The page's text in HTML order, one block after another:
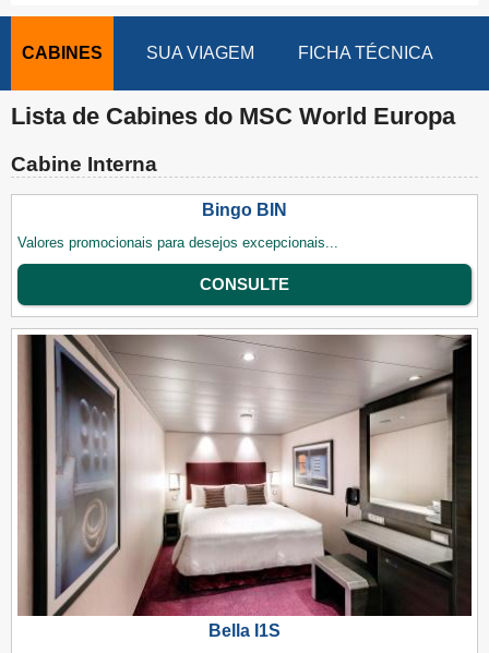
CABINES SUA VIAGEM FICHA TÉCNICA
Lista de Cabines do MSC World Europa
Cabine Interna
Bingo BIN
Valores promocionais para desejos excepcionais...
CONSULTE
Bella I1S